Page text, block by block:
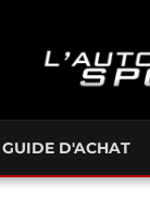
D'ACHAT